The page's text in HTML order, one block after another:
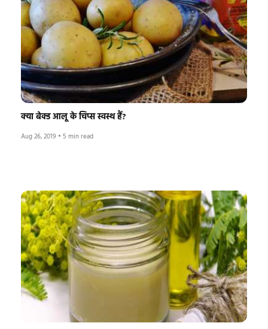
क्या बेक्ड आलू के चिप्स स्वस्थ हैं?
Aug 26, 2019 • 5 min read